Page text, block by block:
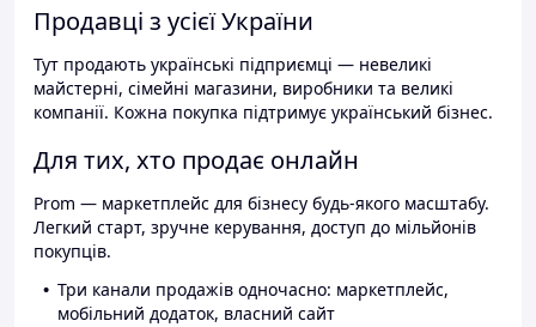
Продавці з усієї України
Тут продають українські підприємці — невеликі
майстерні, сімейні магазини, виробники та великі
компанії. Кожна покупка підтримує український бізнес.
Для тих, хто продає онлайн
Prom — маркетплейс для бізнесу будь-якого масштабу.
Легкий старт, зручне керування, доступ до мільйонів
покупців.
Три канали продажів одночасно: маркетплейс,
мобільний додаток, власний сайт